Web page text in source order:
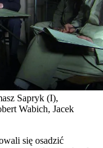
Sapryk (I),
Wabich, Jacek
się osadzić